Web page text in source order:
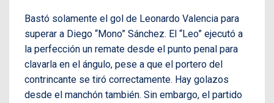
Bastó solamente el gol de Leonardo Valencia para
superar a Diego “Mono” Sánchez. El “Leo” ejecutó a
la perfección un remate desde el punto penal para
clavarla en el ángulo, pese a que el portero del
contrincante se tiró correctamente. Hay golazos
desde el manchón también. Sin embargo, el partido